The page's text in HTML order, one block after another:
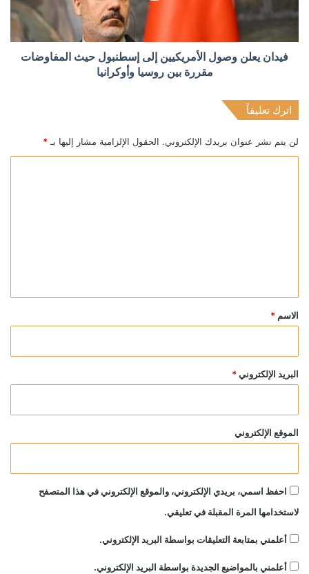
فيدان يعلن وصول الأمريكيين إلى إسطنبول حيث المفاوضات
مقررة بين روسيا وأوكرانيا
اترك تعليقاً
لن يتم نشر عنوان بريدك الإلكتروني. الحقول الإلزامية مشار إليها بـ *
*
الاسم *
البريد الإلكتروني *
الموقع الإلكتروني
احفظ اسمي، بريدي الإلكتروني، والموقع الإلكتروني في هذا المتصفح
لاستخدامها المرة المقبلة في تعليقي.
أعلمني بمتابعة التعليقات بواسطة البريد الإلكتروني.
أعلمني بالمواضيع الجديدة بواسطة البريد الإلكتروني.